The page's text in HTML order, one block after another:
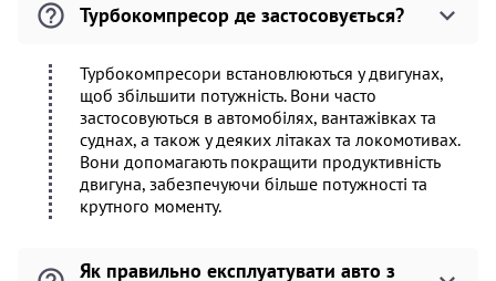
Турбокомпресор де застосовується?
Турбокомпресори встановлюються у двигунах,
щоб збільшити потужність. Вони часто
застосовуються в автомобілях, вантажівках та
суднах, а також у деяких літаках та локомотивах.
Вони допомагають покращити продуктивність
двигуна, забезпечуючи більше потужності та
крутного моменту.
Як правильно експлуатувати авто з